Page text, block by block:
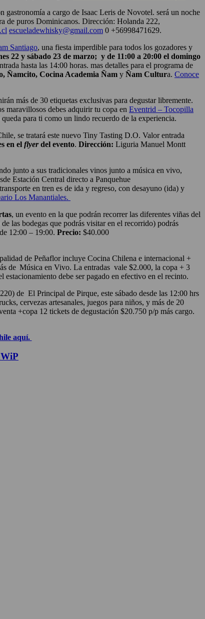
gastronomía a cargo de Isaac Leris de Novotel. será un noche
de puros Dominicanos. Dirección: Holanda 222,
escueladewhisky@gmail.com 0 +56998471629.
Santiago, una fiesta imperdible para todos los gozadores y
22 y sábado 23 de marzo; y de 11:00 a 20:00 el domingo
hasta las 14:00 horas. mas detalles para el programa de
Ñamcito, Cocina Academia Ñam y Ñam Cultura. Conoce
más de 30 etiquetas exclusivas para degustar libremente.
maravillosos debes adquirir tu copa en Eventrid – Tocopilla
para ti como un lindo recuerdo de la experiencia.
se tratará este nuevo Tiny Tasting D.O. Valor entrada
en el flyerdel evento. Dirección: Liguria Manuel Montt
junto a sus tradicionales vinos junto a música en vivo,
Estación Central directo a Panquehue
ransporte en tren es de ida y regreso, con desayuno (ida) y
Los Manantiales.
, un evento en la que podrán recorrer las diferentes viñas del
las bodegas que podrás visitar en el recorrido) podrás
de 12:00 – 19:00. Precio: $40.000
de Peñaflor incluye Cocina Chilena e internacional +
de Música en Vivo. La entradas vale $2.000, la copa + 3
debe ser pagado en efectivo en el recinto.
de El Principal de Pirque, este sábado desde las 12:00 hrs
cervezas artesanales, juegos para niños, y más de 20
+copa 12 tickets de degustación $20.750 p/p más cargo.
aquí.